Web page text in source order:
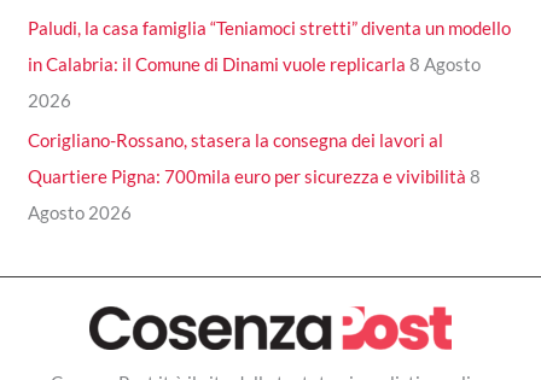
Paludi, la casa famiglia “Teniamoci stretti” diventa un modello
in Calabria: il Comune di Dinami vuole replicarla 8 Agosto
2026
Corigliano-Rossano, stasera la consegna dei lavori al
Quartiere Pigna: 700mila euro per sicurezza e vivibilità 8
Agosto 2026